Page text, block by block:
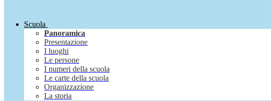
Scuola
Panoramica
Presentazione
I luoghi
Le persone
I numeri della scuola
Le carte della scuola
Organizzazione
La storia